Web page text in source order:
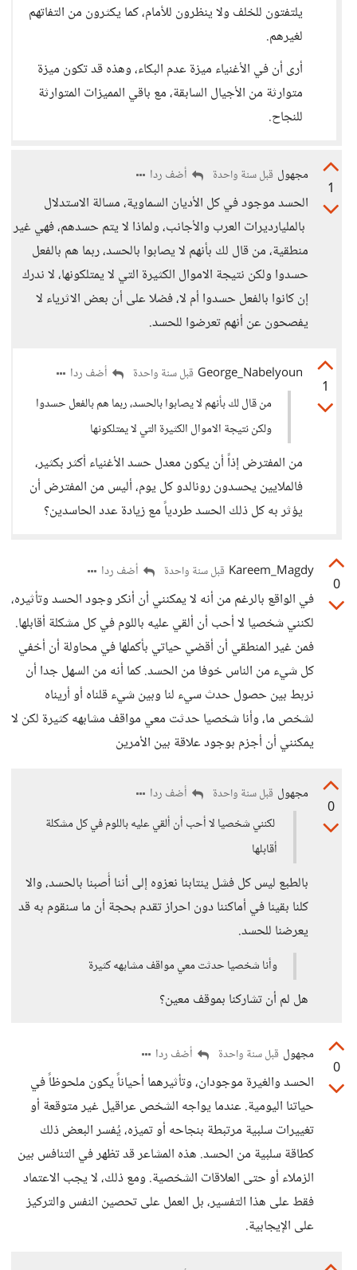
يلتفتون للخلف ولا ينظرون للأمام، كما يكثرون من التفاتهم
لغيرهم.
أرى أن في الأغنياء ميزة عدم البكاء، وهذه قد تكون ميزة
متوارثة من الأجيال السابقة، مع باقي المميزات المتوارثة
للنجاح.
1
مجهول قبل سنة واحدة أضف ردا
الحسد موجود في كل الأديان السماوية، مسالة الاستدلال
بالمليارديرات العرب والأجانب، ولماذا لا يتم حسدهم، فهي غير
منطقية، من قال لك بأنهم لا يصابوا بالحسد، ربما هم بالفعل
حسدوا ولكن نتيجة الاموال الكثيرة التي لا يمتلكونها، لا ندرك
إن كانوا بالفعل حسدوا أم لا، فضلا على أن بعض الاثرياء لا
يفصحون عن أنهم تعرضوا للحسد.
1
George_Nabelyoun قبل سنة واحدة
أضف ردا
من قال لك بأنهم لا يصابوا بالحسد، ربما هم بالفعل حسدوا
ولكن نتيجة الاموال الكثيرة التي لا يمتلكونها
من المفترض إذاً أن يكون معدل حسد الأغنياء أكثر بكثير،
فالملايين يحسدون رونالدو كل يوم، أليس من المفترض أن
يؤثر به كل ذلك الحسد طردياً مع زيادة عدد الحاسدين؟
0
Kareem_Magdy قبل سنة واحدة أضف ردا
في الواقع بالرغم من أنه لا يمكنني أن أنكر وجود الحسد وتأثيره،
لكنني شخصيا لا أحب أن ألقي عليه باللوم في كل مشكلة أقابلها.
فمن غير المنطقي أن أقضي حياتي بأكملها في محاولة أن أخفي
كل شيء من الناس خوفا من الحسد. كما أنه من السهل جدا أن
نربط بين حصول حدث سيء لنا وبين شيء قلناه أو أريناه
لشخص ما، وأنا شخصيا حدثت معي مواقف مشابهه كثيرة لكن لا
يمكنني أن أجزم بوجود علاقة بين الأمرين
0
مجهول قبل سنة واحدة
أضف ردا
لكنني شخصيا لا أحب أن ألقي عليه باللوم في كل مشكلة
أقابلها
بالطبع ليس كل فشل ينتابنا نعزوه إلى أننا أُصبنا بالحسد، والا
كلنا بقينا في أماكننا دون احراز تقدم بحجة أن ما سنقوم به قد
يعرضنا للحسد.
وأنا شخصيا حدثت معي مواقف مشابهه كثيرة
هل لم أن تشاركنا بموقف معين؟
0
مجهول قبل سنة واحدة أضف ردا
الحسد والغيرة موجودان، وتأثيرهما أحياناً يكون ملحوظاً في
حياتنا اليومية. عندما يواجه الشخص عراقيل غير متوقعة أو
تغييرات سلبية مرتبطة بنجاحه أو تميزه، يُفسر البعض ذلك
كطاقة سلبية من الحسد. هذه المشاعر قد تظهر في التنافس بين
الزملاء أو حتى العلاقات الشخصية. ومع ذلك، لا يجب الاعتماد
فقط على هذا التفسير، بل العمل على تحصين النفس والتركيز
على الإيجابية.